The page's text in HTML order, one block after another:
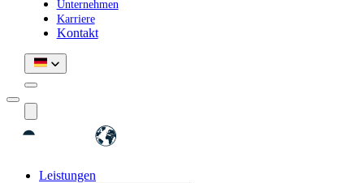
Unternehmen
Karriere
Kontakt
Leistungen